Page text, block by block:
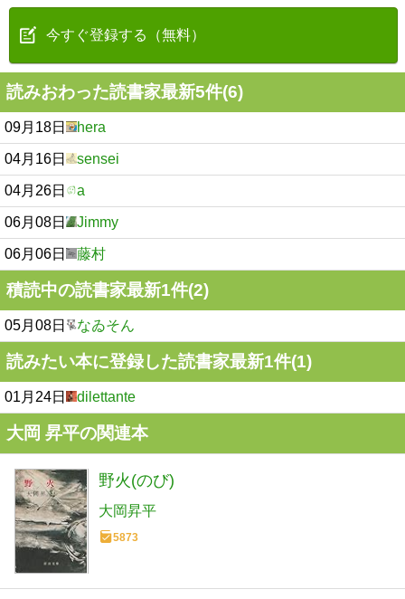
今すぐ登録する（無料）
読みおわった読書家最新5件(6)
09月18日 hera
04月16日 sensei
04月26日 a
06月08日 Jimmy
06月06日 藤村
積読中の読書家最新1件(2)
05月08日 なゐそん
読みたい本に登録した読書家最新1件(1)
01月24日 dilettante
大岡 昇平の関連本
野火(のび)
大岡昇平
5873